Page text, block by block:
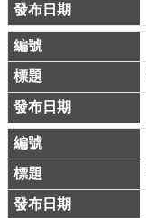
業
務
資
訊
線
上
服
務